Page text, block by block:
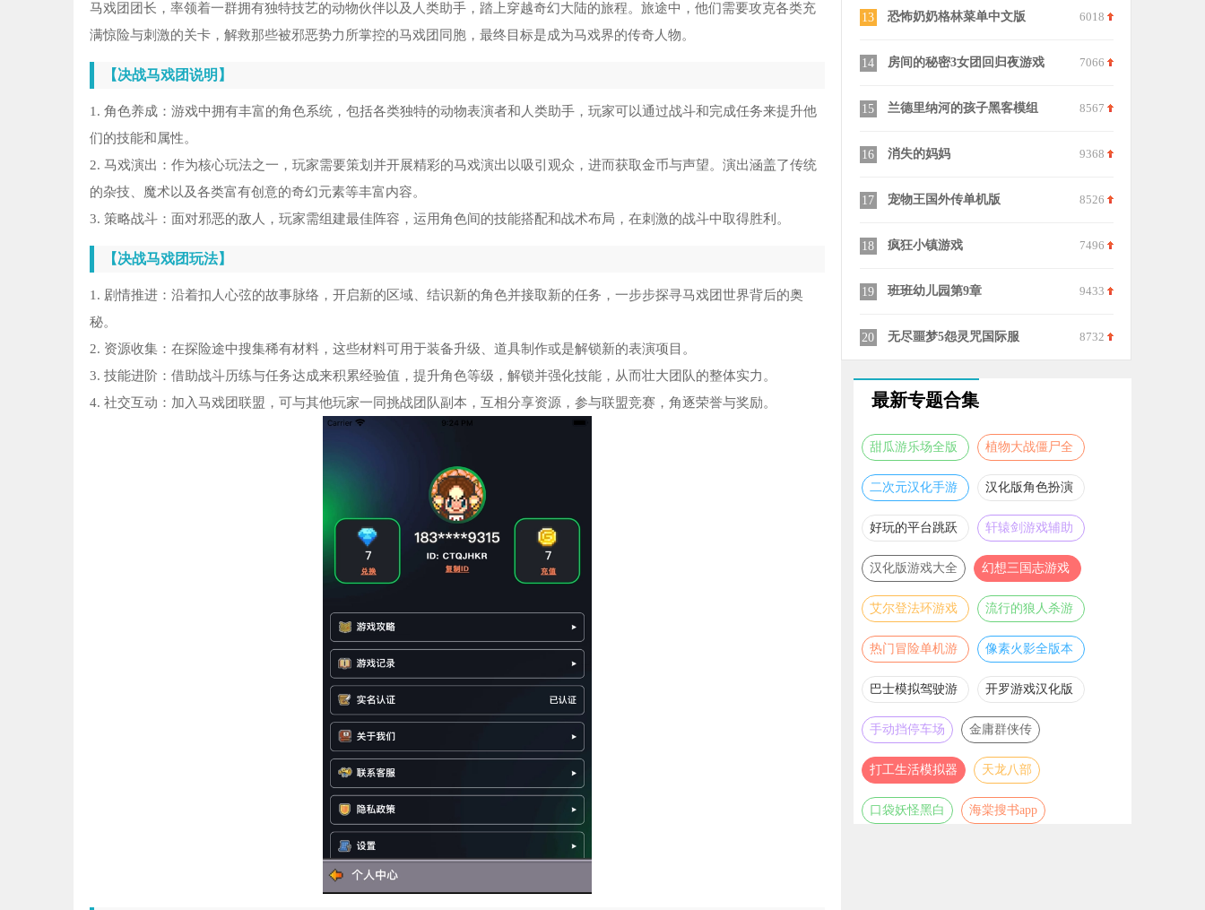
马戏团团长，率领着一群拥有独特技艺的动物伙伴以及人类助手，踏上穿越奇幻大陆的旅程。旅途中，他们需要攻克各类充
满惊险与刺激的关卡，解救那些被邪恶势力所掌控的马戏团同胞，最终目标是成为马戏界的传奇人物。
【决战马戏团说明】
1. 角色养成：游戏中拥有丰富的角色系统，包括各类独特的动物表演者和人类助手，玩家可以通过战斗和完成任务来提升他
们的技能和属性。
2. 马戏演出：作为核心玩法之一，玩家需要策划并开展精彩的马戏演出以吸引观众，进而获取金币与声望。演出涵盖了传统
的杂技、魔术以及各类富有创意的奇幻元素等丰富内容。
3. 策略战斗：面对邪恶的敌人，玩家需组建最佳阵容，运用角色间的技能搭配和战术布局，在刺激的战斗中取得胜利。
【决战马戏团玩法】
1. 剧情推进：沿着扣人心弦的故事脉络，开启新的区域、结识新的角色并接取新的任务，一步步探寻马戏团世界背后的奥
秘。
2. 资源收集：在探险途中搜集稀有材料，这些材料可用于装备升级、道具制作或是解锁新的表演项目。
3. 技能进阶：借助战斗历练与任务达成来积累经验值，提升角色等级，解锁并强化技能，从而壮大团队的整体实力。
4. 社交互动：加入马戏团联盟，可与其他玩家一同挑战团队副本，互相分享资源，参与联盟竞赛，角逐荣誉与奖励。
3 SlenderMan安卓版
5 阿凡达世界手机版
9 左右选择换装游戏安卓版
13 恐怖奶奶格林菜单中文版 6018
14 房间的秘密3女团回归夜游戏 7066
15 兰德里纳河的孩子黑客模组 8567
16 消失的妈妈 9368
17 宠物王国外传单机版 8526
18 疯狂小镇游戏 7496
19 班班幼儿园第9章 9433
20 无尽噩梦5怨灵咒国际服 8732
最新专题合集
甜瓜游乐场全版
本合集
植物大战僵尸全
版本合集
二次元汉化手游
推荐
汉化版角色扮演
游戏大全
好玩的平台跳跃
游戏合集
轩辕剑游戏辅助
合集
汉化版游戏大全
幻想三国志游戏
辅助合集
艾尔登法环游戏
辅助合集
流行的狼人杀游
戏合集
热门冒险单机游
戏合集
像素火影全版本
合集
巴士模拟驾驶游
戏合集
开罗游戏汉化版
大全
手动挡停车场
金庸群侠传
打工生活模拟器 天龙八部
口袋妖怪黑白 海棠搜书app